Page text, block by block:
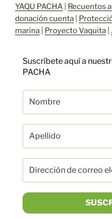
YAQU PACHA
Recuentos
donación cuenta
marina
Proyecto Vaquita
Suscríbete aquí a
PACHA